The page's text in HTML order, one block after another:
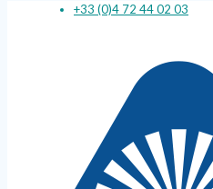
+33 (0)4 72 44 02 03